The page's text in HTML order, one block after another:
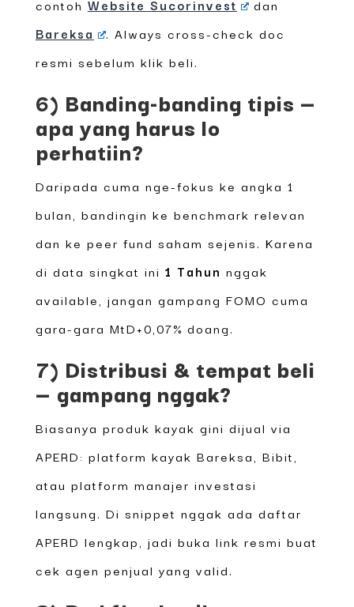
contoh Website Sucorinvest
dan
Bareksa
. Always cross-check doc
resmi sebelum klik beli.
6) Banding-banding tipis —
apa yang harus lo
perhatiin?
Daripada cuma nge-fokus ke angka 1
bulan, bandingin ke benchmark relevan
dan ke peer fund saham sejenis. Karena
di data singkat ini 1 Tahun nggak
available, jangan gampang FOMO cuma
gara-gara MtD+0,07% doang.
7) Distribusi & tempat beli
— gampang nggak?
Biasanya produk kayak gini dijual via
APERD: platform kayak Bareksa, Bibit,
atau platform manajer investasi
langsung. Di snippet nggak ada daftar
APERD lengkap, jadi buka link resmi buat
cek agen penjual yang valid.